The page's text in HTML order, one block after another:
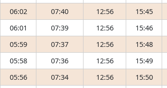
06:02 07:40 12:56 15:45
06:01 07:39 12:56 15:46
05:59 07:37 12:56 15:48
05:58 07:36 12:56 15:49
05:56 07:34 12:56 15:50